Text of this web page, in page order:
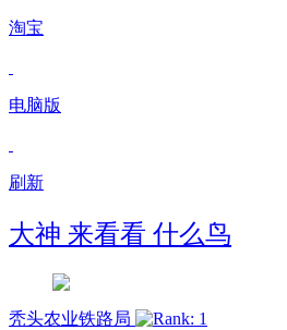
淘宝
电脑版
刷新
大神 来看看 什么鸟
秃头农业铁路局